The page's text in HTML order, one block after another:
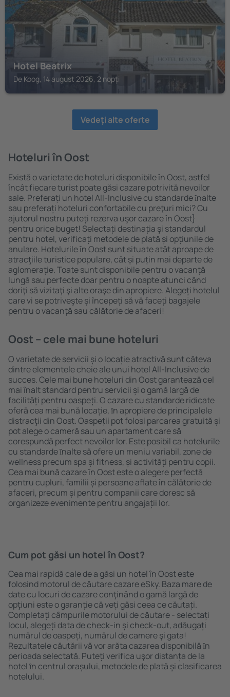
Hotel Beatrix
De Koog, 14 august 2026, 2 nopți
Vedeţi alte oferte
Hoteluri în Oost
Există o varietate de hoteluri disponibile în Oost, astfel
încât fiecare turist poate găsi cazare potrivită nevoilor
sale. Preferați un hotel All-Inclusive cu standarde ȋnalte
sau preferați hoteluri confortabile cu preţuri mici? Cu
ajutorul nostru puteți rezerva uşor cazare în Oost}
pentru orice buget! Selectați destinația şi standardul
pentru hotel, verificați metodele de plată și opțiunile de
anulare. Hotelurile în Oost sunt situate atât aproape de
atracţiile turistice populare, cât și puțin mai departe de
aglomerație. Toate sunt disponibile pentru o vacanță
lungă sau perfecte doar pentru o noapte atunci când
doriţi să vizitaţi şi alte oraşe din apropiere. Alegeți hotelul
care vi se potriveşte și începeți să vă faceți bagajele
pentru o vacanţă sau călătorie de afaceri!
Oost – cele mai bune hoteluri
O varietate de servicii și o locație atractivă sunt câteva
dintre elementele cheie ale unui hotel All-Inclusive de
succes. Cele mai bune hoteluri din Oost garantează cel
mai înalt standard pentru servicii și o gamă largă de
facilități pentru oaspeți. O cazare cu standarde ridicate
oferă cea mai bună locație, ȋn apropiere de principalele
distracţii din Oost. Oaspeții pot folosi parcarea gratuită și
pot alege o cameră sau un apartament care să
corespundă perfect nevoilor lor. Este posibil ca hotelurile
cu standarde ȋnalte să ofere un meniu variabil, zone de
wellness precum spa și fitness, și activități pentru copii.
Cea mai bună cazare în Oost este o alegere perfectă
pentru cupluri, familii și persoane aflate în călătorie de
afaceri, precum și pentru companii care doresc să
organizeze evenimente pentru angajații lor.
Cum pot găsi un hotel în Oost?
Cea mai rapidă cale de a găsi un hotel în Oost este
folosind motorul de căutare cazare eSky. Baza mare de
date cu locuri de cazare conţinând o gamă largă de
opţiuni este o garanție că veți găsi ceea ce căutați.
Completați câmpurile motorului de căutare - selectați
locul, alegeți data de check-in și check-out, adăugați
numărul de oaspeți, numărul de camere şi gata!
Rezultatele căutării vă vor arăta cazarea disponibilă ȋn
perioada selectată. Puteți verifica uşor distanța de la
hotel ȋn centrul orașului, metodele de plată și clasificarea
hotelului.